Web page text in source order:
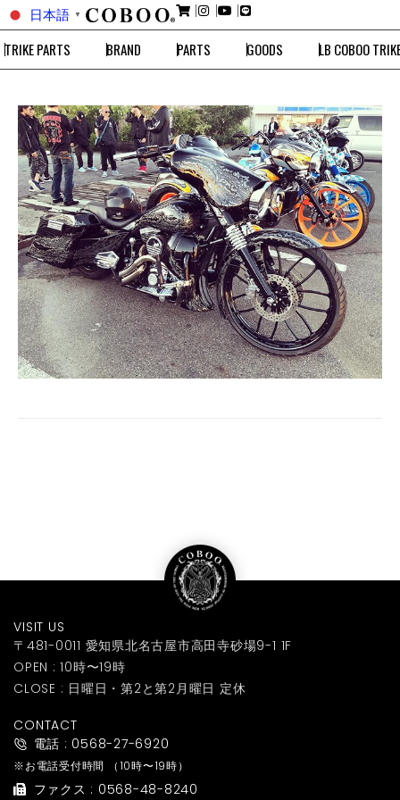
日本語 ▼
TRIKE PARTS BRAND PARTS GOODS LB COBOO
VISIT US
〒481-0011 愛知県北名古屋市高田寺砂場9-1 1F
OPEN : 10時〜19時
CLOSE : 日曜日・第2と第2月曜日 定休
CONTACT
電話 : 0568-27-6920
※お電話受付時間 （10時〜19時）
ファクス : 0568-48-8240